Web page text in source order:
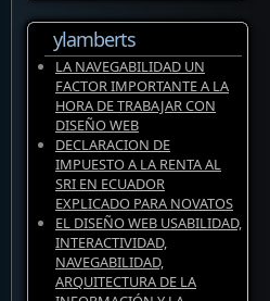
ylamberts
LA NAVEGABILIDAD UN
FACTOR IMPORTANTE A LA
HORA DE TRABAJAR CON
DISEÑO WEB
DECLARACION DE
IMPUESTO A LA RENTA AL
SRI EN ECUADOR
EXPLICADO PARA NOVATOS
EL DISEÑO WEB USABILIDAD,
INTERACTIVIDAD,
NAVEGABILIDAD,
ARQUITECTURA DE LA